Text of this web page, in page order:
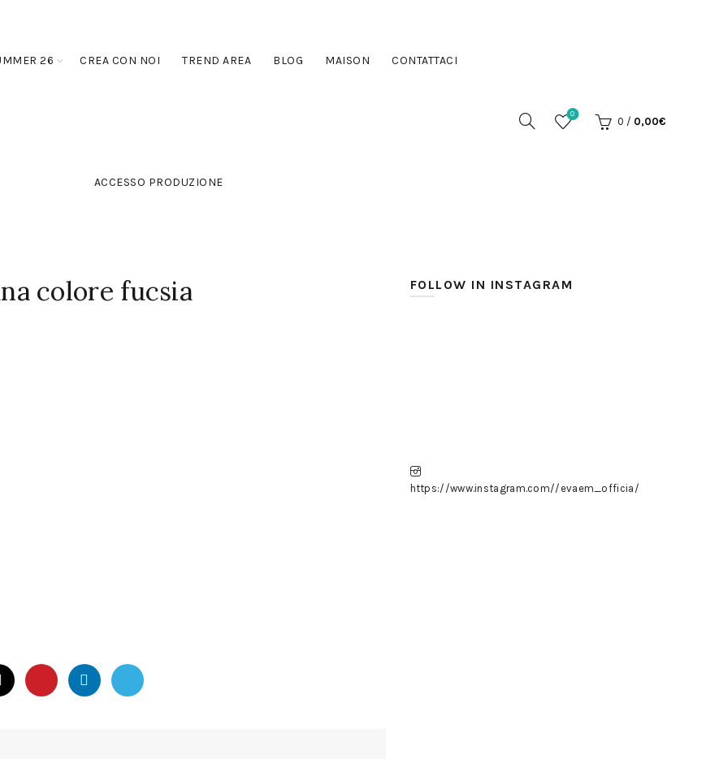
26 CREA CON NOI TREND AREA BLOG MAISON CONTATTACI
ACCESSO PRODUZIONE
0
0 / 0,00€
colore fucsia FOLLOW IN INSTAGRAM
https://www.instagram.com//evaem_officia/